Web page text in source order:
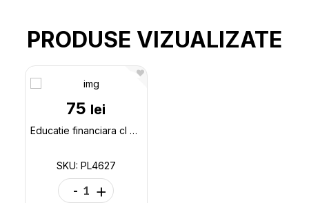
PRODUSE VIZUALIZATE
75 lei
Educatie financiara cl 3 PL4627
SKU: PL4627
- +